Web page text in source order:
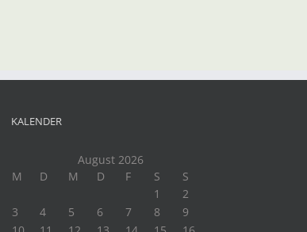
KALENDER
August 2026
M
D M D F S
S
1
2
3
4 5 6 7 8
9